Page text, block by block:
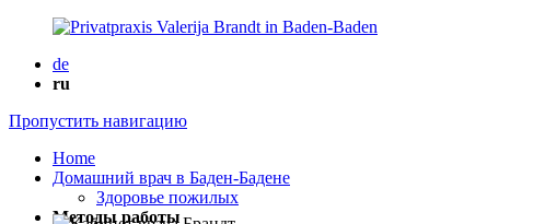
de
ru
Пропустить навигацию
Home
Домашний врач в Баден-Бадене
Здоровье пожилых
Методы работы